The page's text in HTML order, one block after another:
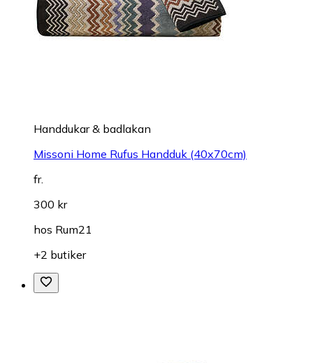
Handdukar & badlakan
Missoni Home Rufus Handduk (40x70cm)
fr.
300 kr
hos Rum21
+2 butiker